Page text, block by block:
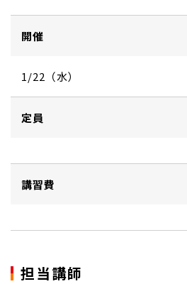
開催
1/22（水）
定員
講習費
担当講師